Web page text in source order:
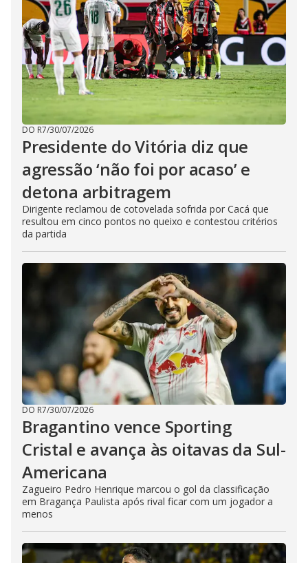
DO R7/30/07/2026
Presidente do Vitória diz que
agressão ‘não foi por acaso’ e
detona arbitragem
Dirigente reclamou de cotovelada sofrida por Cacá que
resultou em cinco pontos no queixo e contestou critérios
da partida
DO R7/30/07/2026
Bragantino vence Sporting
Cristal e avança às oitavas da Sul-
Americana
Zagueiro Pedro Henrique marcou o gol da classificação
em Bragança Paulista após rival ficar com um jogador a
menos